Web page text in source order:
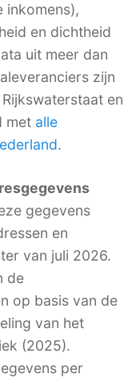
inkomens),
en dichtheid
uit meer dan
zijn
en
met alle
.
gegevens
en
van juli 2026.
de
op basis van de
van het
(2025).
per